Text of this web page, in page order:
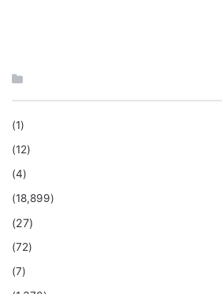
(1)
(12)
(4)
(18,899)
(27)
(72)
(7)